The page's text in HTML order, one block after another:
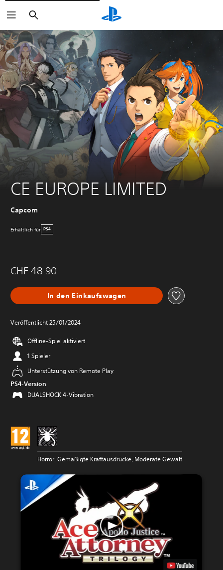
Suchen
CE EUROPE LIMITED
Capcom
Erhältlich für PS4
CHF 48.90
In den Einkaufswagen
Veröffentlicht 25/01/2024
Offline-Spiel aktiviert
1 Spieler
Unterstützung von Remote Play
PS4-Version
DUALSHOCK 4-Vibration
Horror, Gemäßigte Kraftausdrücke, Moderate Gewalt